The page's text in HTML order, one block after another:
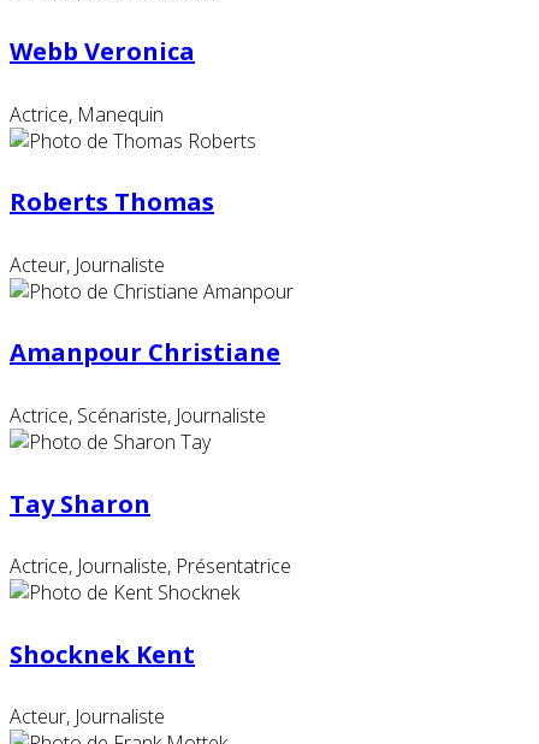
Webb Veronica
Actrice, Manequin
Roberts Thomas
Acteur, Journaliste
Amanpour Christiane
Actrice, Scénariste, Journaliste
Tay Sharon
Actrice, Journaliste, Présentatrice
Shocknek Kent
Acteur, Journaliste